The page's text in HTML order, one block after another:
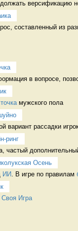
версификацию
составленный из
в вопросе,
мужского пола
вариант рассадки
ринг
частый
Осень
ИИ . В игре по правилам
Своя Игра